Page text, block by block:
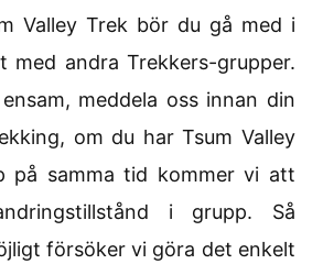
Valley Trek bör du gå med i
med andra Trekkers-grupper.
meddela oss innan din
om du har Tsum Valley
på samma tid kommer vi att
i grupp. Så
försöker vi göra det enkelt